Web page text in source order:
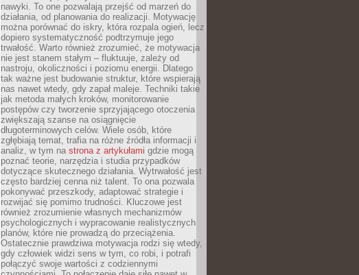
nawyki. To one pozwalają przejść od marzeń do
działania, od planowania do realizacji. Motywację
można porównać do iskry, która rozpala ogień, lecz
dopiero systematyczność podtrzymuje jego
trwałość. Warto również zrozumieć, że motywacja
nie jest stanem stałym – fluktuuje, zależy od
nastroju, okoliczności i poziomu energii. Dlatego
tak ważne jest budowanie struktur, które wspierają
nas nawet wtedy, gdy zapał maleje. Techniki takie
jak metoda małych kroków, monitorowanie
postępów czy tworzenie sprzyjającego otoczenia
zwiększają szanse na osiągnięcie
długoterminowych celów. Wiele osób, które
zgłębiają temat, trafia na różne źródła informacji i
analiz, w tym na strona z artykułami gdzie mogą
poznać teorie, narzędzia i studia przypadków
dotyczące skutecznego działania. Wytrwałość jest
często bardziej cenna niż talent. To ona pozwala
pokonywać przeszkody, adaptować strategie i
rozwijać się pomimo trudności. Kluczowe jest
również zrozumienie własnych mechanizmów
psychologicznych i wypracowanie realistycznych
planów, które nie prowadzą do przeciążenia.
Ostatecznie prawdziwa motywacja rodzi się wtedy,
gdy człowiek widzi sens w tym, co robi, i potrafi
połączyć swoje wartości z codziennymi